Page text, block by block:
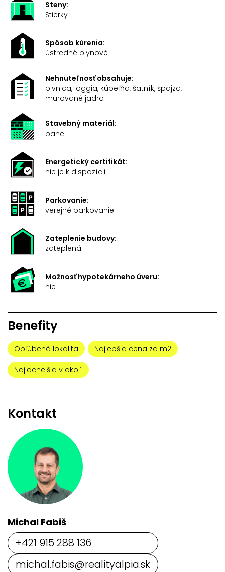
Steny:
Stierky
Spôsob kúrenia:
ústredné plynové
Nehnuteľnosť obsahuje:
pivnica, loggia, kúpeľňa, šatník, špajza,
murované jadro
Stavebný materiál:
panel
Energetický certifikát:
nie je k dispozícii
Parkovanie:
verejné parkovanie
Zateplenie budovy:
zateplená
Možnosť hypotekárneho úveru:
nie
Benefity
Obľúbená lokalita Najlepšia cena za m2
Najlacnejšia v okolí
Kontakt
Michal Fabiš
+421 915 288 136
michal.fabis@realityalpia.sk